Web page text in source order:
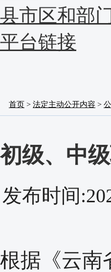
县市区和部
平台链接
首页 > 法定主动公开内容 >
初级、中
发布时间
根据《云南